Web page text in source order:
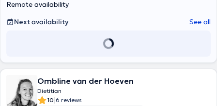
Remote availability
Next availability
See all
Ombline van der Hoeven
Dietitian
10|6 reviews